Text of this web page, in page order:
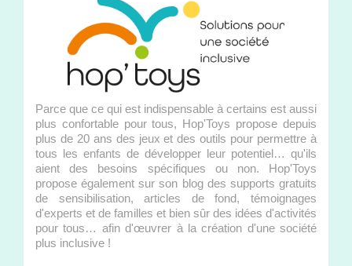
Parce que ce qui est indispensable à certains est aussi
plus confortable pour tous, Hop'Toys propose depuis
plus de 20 ans des jeux et des outils pour permettre à
tous les enfants de développer leur potentiel… qu'ils
aient des besoins spécifiques ou non. Hop'Toys
propose également sur son blog des supports gratuits
de sensibilisation, articles de fond, témoignages
d'experts et de familles et bien sûr des idées d'activités
pour tous… afin d'œuvrer à la création d'une société
plus inclusive !